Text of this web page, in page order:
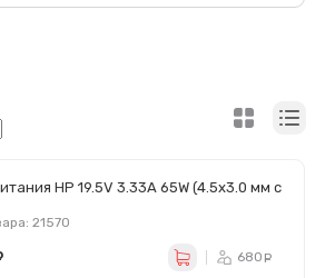
HP 19.5V 3.33A 65W (4.5x3.0 мм с
21570
680